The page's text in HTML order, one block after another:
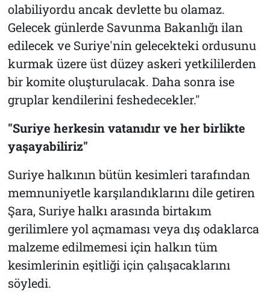
olabiliyordu ancak devlette bu olamaz.
Gelecek günlerde Savunma Bakanlığı ilan
edilecek ve Suriye'nin gelecekteki ordusunu
kurmak üzere üst düzey askeri yetkililerden
bir komite oluşturulacak. Daha sonra ise
gruplar kendilerini feshedecekler."
"Suriye herkesin vatanıdır ve her birlikte
yaşayabiliriz"
Suriye halkının bütün kesimleri tarafından
memnuniyetle karşılandıklarını dile getiren
Şara, Suriye halkı arasında birtakım
gerilimlere yol açmaması veya dış odaklarca
malzeme edilmemesi için halkın tüm
kesimlerinin eşitliği için çalışacaklarını
söyledi.